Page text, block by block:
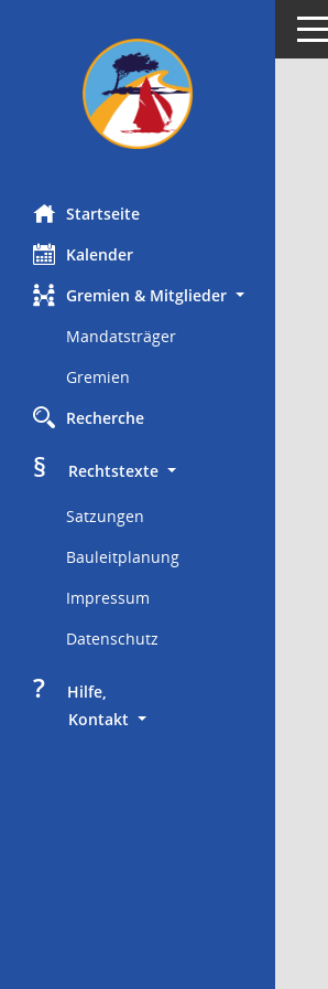
Startseite
Kalender
Gremien & Mitglieder
Mandatsträger
Gremien
Recherche
§
     Rechtstexte
Satzungen
Bauleitplanung
Impressum
Datenschutz
?
     Hilfe,
Kontakt